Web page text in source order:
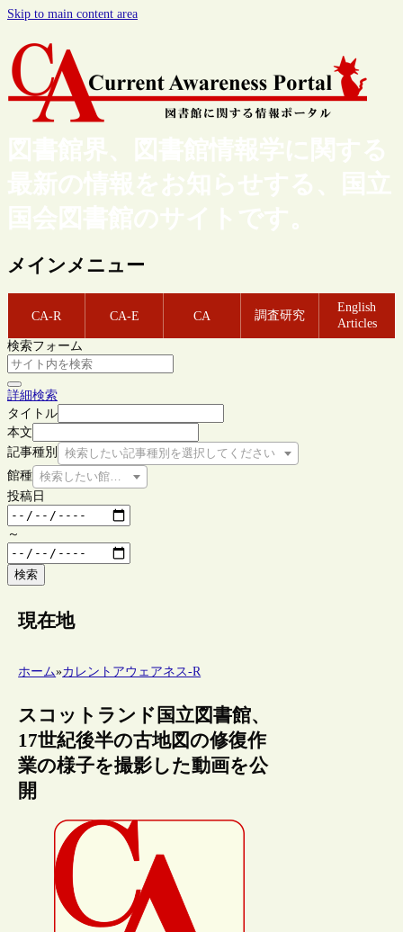
Skip to main content area
図書館界、図書館情報学に関する
最新の情報をお知らせする、国立
国会図書館のサイトです。
メインメニュー
CA-R CA-E CA 調査研究
English
Articles
検索フォーム
詳細検索
タイトル
本文
記事種別
検索したい記事種別を選択してください
館種 検索したい館種を選択してください
投稿日
～
検索
現在地
ホーム»カレントアウェアネス-R
スコットランド国立図書館、
17世紀後半の古地図の修復作
業の様子を撮影した動画を公
開